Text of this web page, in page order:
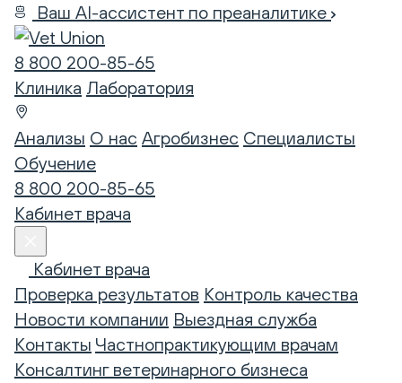
Ваш AI-ассистент по преаналитике
8 800 200-85-65
Клиника Лаборатория
Анализы О нас Агробизнес Специалисты
Обучение
8 800 200-85-65
Кабинет врача
Кабинет врача
Проверка результатов Контроль качества
Новости компании Выездная служба
Контакты Частнопрактикующим врачам
Консалтинг ветеринарного бизнеса